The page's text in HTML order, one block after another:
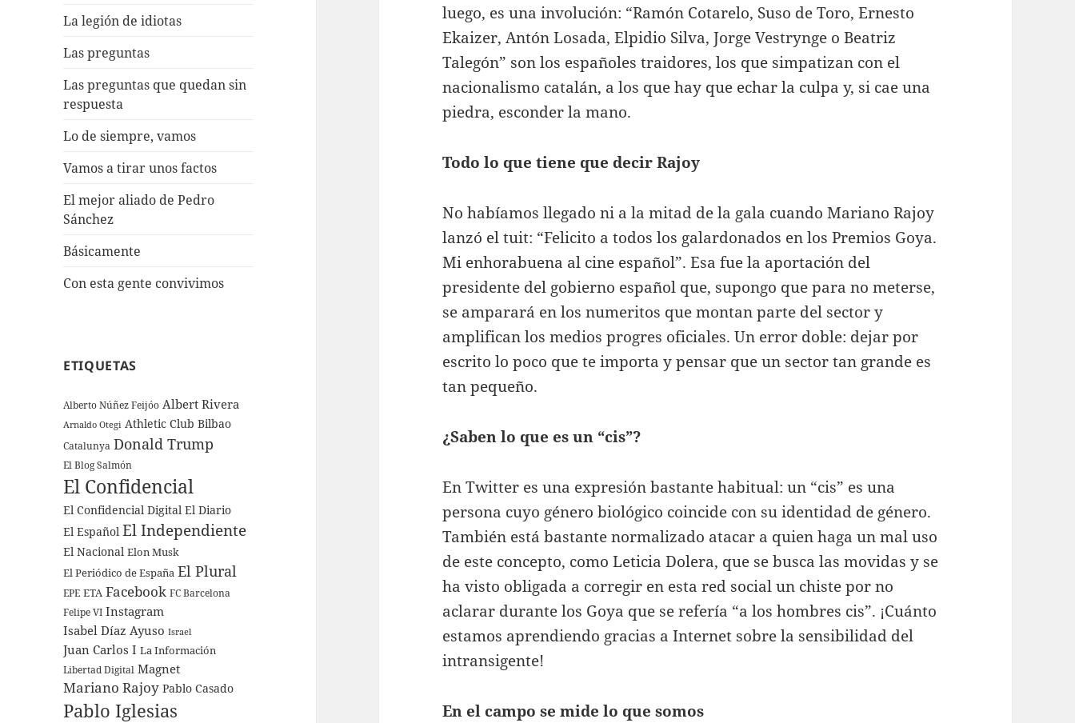
La legión de idiotas
Las preguntas
Las preguntas que quedan sin
respuesta
Lo de siempre, vamos
Vamos a tirar unos factos
El mejor aliado de Pedro
Sánchez
Básicamente
Con esta gente convivimos
ETIQUETAS
Alberto Núñez Feijóo Albert Rivera
Arnaldo Otegi Athletic Club Bilbao
Catalunya Donald Trump
El Blog Salmón
El Confidencial
El Confidencial Digital El Diario
El Español El Independiente
El Nacional Elon Musk
El Periódico de España El Plural
EPE ETA Facebook FC Barcelona
Felipe VI Instagram
Isabel Díaz Ayuso Israel
Juan Carlos I La Información
Libertad Digital Magnet
Mariano Rajoy Pablo Casado
Pablo Iglesias
luego, es una involución: “Ramón Cotarelo, Suso de Toro, Ernesto
Ekaizer, Antón Losada, Elpidio Silva, Jorge Vestrynge o Beatriz
Talegón” son los españoles traidores, los que simpatizan con el
nacionalismo catalán, a los que hay que echar la culpa y, si cae una
piedra, esconder la mano.
Todo lo que tiene que decir Rajoy
No habíamos llegado ni a la mitad de la gala cuando Mariano Rajoy
lanzó el tuit: “Felicito a todos los galardonados en los Premios Goya.
Mi enhorabuena al cine español”. Esa fue la aportación del
presidente del gobierno español que, supongo que para no meterse,
se amparará en los numeritos que montan parte del sector y
amplifican los medios progres oficiales. Un error doble: dejar por
escrito lo poco que te importa y pensar que un sector tan grande es
tan pequeño.
¿Saben lo que es un “cis”?
En Twitter es una expresión bastante habitual: un “cis” es una
persona cuyo género biológico coincide con su identidad de género.
También está bastante normalizado atacar a quien haga un mal uso
de este concepto, como Leticia Dolera, que se busca las movidas y se
ha visto obligada a corregir en esta red social un chiste por no
aclarar durante los Goya que se refería “a los hombres cis”. ¡Cuánto
estamos aprendiendo gracias a Internet sobre la sensibilidad del
intransigente!
En el campo se mide lo que somos